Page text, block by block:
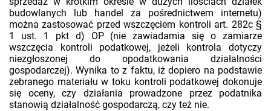
budowlanych lub handel za pośrednictwem internetu)
można zastosować przed wszczęciem kontroli art. 282c §
1 ust. 1 pkt d) OP (nie zawiadamia się o zamiarze
wszczęcia kontroli podatkowej, jeżeli kontrola dotyczy
niezgłoszonej do opodatkowania działalności
gospodarczej). Wynika to z faktu, iż dopiero na podstawie
zebranego materiału w toku kontroli podatkowej dokonuje
się oceny, czy działania prowadzone przez podatnika
stanowią działalność gospodarczą, czy też nie.